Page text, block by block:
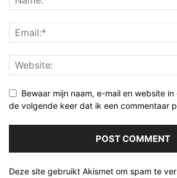
Bewaar mijn naam, e-mail en website
de volgende keer dat ik een commentaar
Deze site gebruikt Akismet om spam te